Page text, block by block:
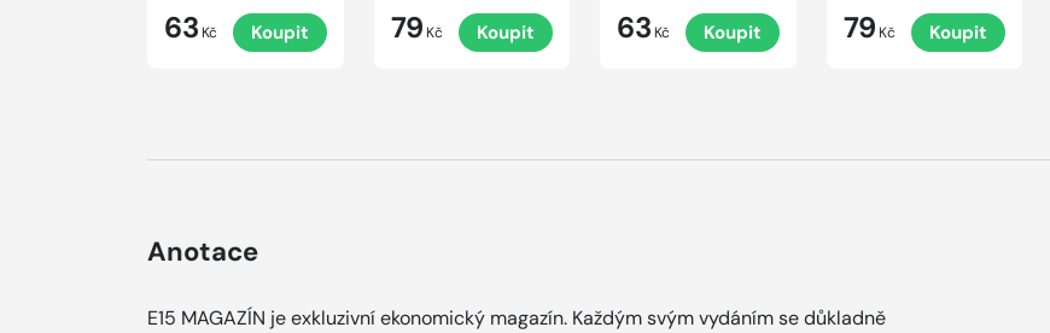
63 Kč Koupit 79 Kč Koupit 63 Kč Koupit 79 Kč Koupit
Anotace
E15 MAGAZÍN je exkluzivní ekonomický magazín. Každým svým vydáním se důkladně